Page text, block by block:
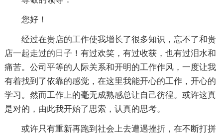
您好！
经过在贵店的工作使我增长了很多知识，忘不了和贵
店一起走过的日子！有过欢笑，有过收获，也有过泪水和
痛苦。公司平等的人际关系和开明的工作作风，一度让我
有着找到了依靠的感觉，在这里我能开心的工作，开心的
学习。然而工作上的毫无成熟感总让自己彷徨。或许这真
是对的，由此我开始了思索，认真的思考。
或许只有重新再跑到社会上去遭遇挫折，在不断打拼